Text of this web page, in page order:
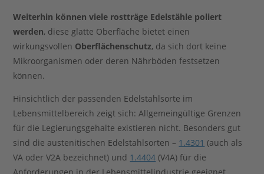
Weiterhin können viele rostträge Edelstähle poliert
werden, diese glatte Oberfläche bietet einen
wirkungsvollen Oberflächenschutz, da sich dort keine
Mikroorganismen oder deren Nährböden festsetzen
können.
Hinsichtlich der passenden Edelstahlsorte im
Lebensmittelbereich zeigt sich: Allgemeingültige Grenzen
für die Legierungsgehalte existieren nicht. Besonders gut
sind die austenitischen Edelstahlsorten – 1.4301 (auch als
VA oder V2A bezeichnet) und 1.4404 (V4A) für die